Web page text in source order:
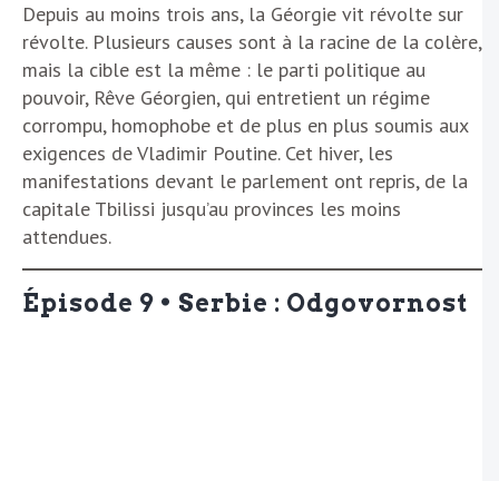
Depuis au moins trois ans, la Géorgie vit révolte sur
révolte. Plusieurs causes sont à la racine de la colère,
mais la cible est la même : le parti politique au
pouvoir, Rêve Géorgien, qui entretient un régime
corrompu, homophobe et de plus en plus soumis aux
exigences de Vladimir Poutine. Cet hiver, les
manifestations devant le parlement ont repris, de la
capitale Tbilissi jusqu’au provinces les moins
attendues.
Épisode 9 • Serbie : Odgovornost